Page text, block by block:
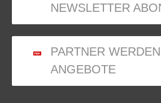
NEWSLETTER
PARTNER
ANGEBOTE